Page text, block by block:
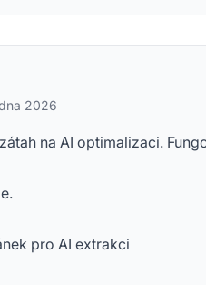
2026
na AI optimalizaci.
pro AI extrakci